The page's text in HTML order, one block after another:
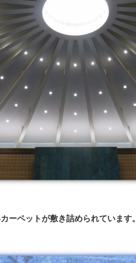
ーペットが敷き詰められています